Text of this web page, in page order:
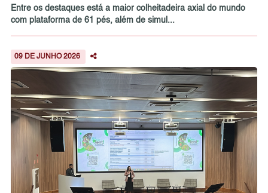
Entre os destaques está a maior colheitadeira axial do mundo
com plataforma de 61 pés, além de simul...
09 DE JUNHO 2026